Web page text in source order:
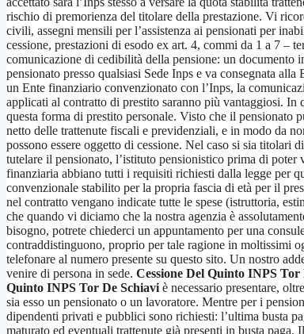
rischio di premorienza del titolare della prestazione. Vi
civili, assegni mensili per l’assistenza ai pensionati per
cessione, prestazioni di esodo ex art. 4, commi da 1 a 7 –
comunicazione di cedibilità della pensione: un documento
pensionato presso qualsiasi Sede Inps e va consegnata
un Ente finanziario convenzionato con l’Inps, la
applicati al contratto di prestito saranno più vantaggiosi. In
questa forma di prestito personale. Visto che il pensionato
netto delle trattenute fiscali e previdenziali, e in modo da
possono essere oggetto di cessione. Nel caso si sia
tutelare il pensionato, l’istituto pensionistico prima di poter
finanziaria abbiano tutti i requisiti richiesti dalla legge per
convenzionale stabilito per la propria fascia di età per il
nel contratto vengano indicate tutte le spese (istruttoria,
che quando vi diciamo che la nostra agenzia è
bisogno, potrete chiederci un appuntamento per una
contraddistinguono, proprio per tale ragione in moltissimi
telefonare al numero presente su questo sito. Un nostro
venire di persona in sede. Cessione Del Quinto INPS Tor
Quinto INPS Tor De Schiavi è necessario presentare,
sia esso un pensionato o un lavoratore. Mentre per i
dipendenti privati e pubblici sono richiesti: l’ultima busta
maturato ed eventuali trattenute già presenti in busta